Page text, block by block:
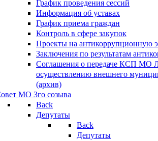
График проведения сессий
Информация об уставах
График приема граждан
Контроль в сфере закупок
Проекты на антикоррупционную
Заключения по результатам
Соглашения о передаче КСП МО
осуществлению внешнего
(архив)
МО 3го созыва
Back
Депутаты
Back
Депутаты